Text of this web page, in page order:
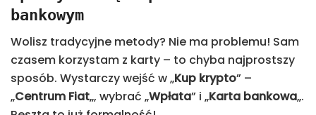
bankowym
Wolisz tradycyjne metody? Nie ma problemu! Sam
czasem korzystam z karty – to chyba najprostszy
sposób. Wystarczy wejść w „Kup krypto” –
„Centrum Fiat„, wybrać „Wpłata” i „Karta bankowa„.